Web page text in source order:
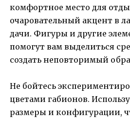
комфортное место для
очаровательный акцент в
дачи. Фигуры и другие
помогут вам выделиться
создать неповторимый
Не бойтесь
цветами габионов.
размеры и конфигурации,